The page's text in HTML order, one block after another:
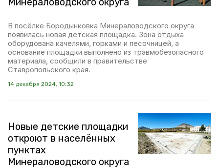
В посёлке Бородынковка Минераловодского округа
появилась новая детская площадка. Зона отдыха
оборудована качелями, горками и песочницей, а
основание площадки выполнено из травмобезопасного
материала, сообщили в правительстве
Ставропольского края.
14 декабря 2024, 10:32
Новые детские площадки
откроют в населённых
пунктах
Минераловодского округа